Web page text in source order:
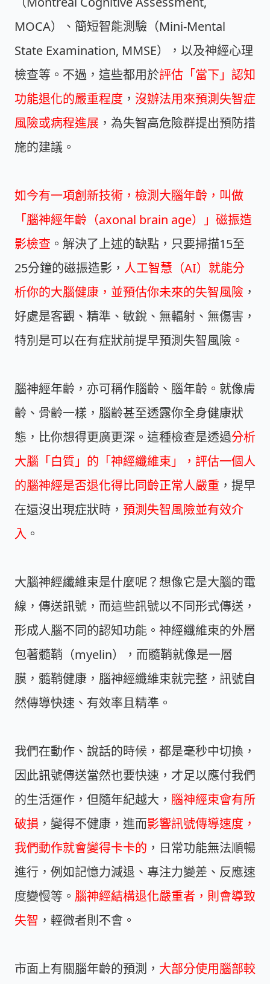
MOCA）、簡短智能測驗（Mini-Mental
State Examination, MMSE），以及神經心理
檢查等。不過，這些都用於評估「當下」認知
功能退化的嚴重程度 ， 沒辦法用來預測失智症
風險或病程進展 ，為失智高危險群提出預防措
施的建議。
如今有一項創新技術，檢測大腦年齡，叫做
「腦神經年齡（axonal brain age）」磁振造
影檢查 。解決了上述的缺點，只要掃描15至
25分鐘的磁振造影， 人工智慧（AI）就能分
析你的大腦健康，並預估你未來的失智風險 ，
好處是客觀、精準、敏銳、無輻射、無傷害，
特別是可以在有症狀前提早預測失智風險。
腦神經年齡，亦可稱作腦齡、腦年齡。就像膚
齡、骨齡一樣，腦齡甚至透露你全身健康狀
態，比你想得更廣更深。這種檢查是透過分析
大腦「白質」的「神經纖維束」，評估一個人
的腦神經是否退化得比同齡正常人嚴重 ，提早
在還沒出現症狀時， 預測失智風險並有效介
入 。
大腦神經纖維束是什麼呢？想像它是大腦的電
線，傳送訊號，而這些訊號以不同形式傳送，
形成人腦不同的認知功能。神經纖維束的外層
包著髓鞘（myelin），而髓鞘就像是一層
膜，髓鞘健康，腦神經纖維束就完整，訊號自
然傳導快速、有效率且精準。
我們在動作、說話的時候，都是毫秒中切換，
因此訊號傳送當然也要快速，才足以應付我們
的生活運作，但隨年紀越大， 腦神經束會有所
破損 ，變得不健康，進而影響訊號傳導速度，
我們動作就會變得卡卡的 ，日常功能無法順暢
進行，例如記憶力減退、專注力變差、反應速
度變慢等。 腦神經結構退化嚴重者，則會導致
失智 ，輕微者則不會。
市面上有關腦年齡的預測， 大部分使用腦部較